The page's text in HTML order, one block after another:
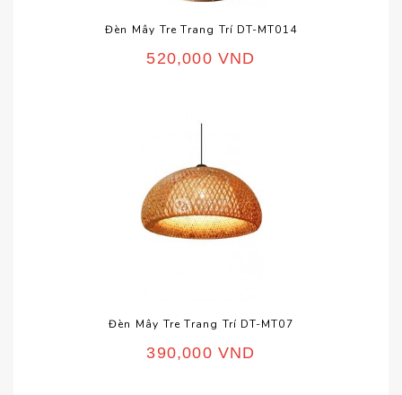
Đèn Mây Tre Trang Trí DT-MT014
520,000 VND
Đèn Mây Tre Trang Trí DT-MT07
390,000 VND